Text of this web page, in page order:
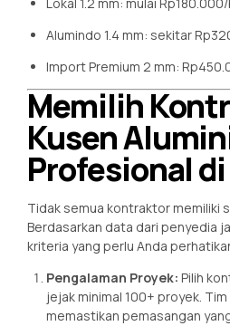
Alumindo 1.4 mm: sekitar
Import Premium 2 mm:
Memilih
Kusen
Profesional
Tidak semua kontraktor memiliki
Berdasarkan data dari penyedia
kriteria yang perlu Anda
Pengalaman Proyek: Pilih
jejak minimal 100+ proyek.
memastikan pemasangan